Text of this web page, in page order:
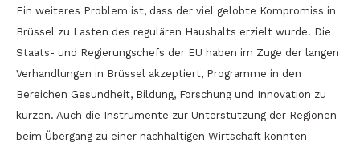
Ein weiteres Problem ist, dass der viel gelobte Kompromiss in
Brüssel zu Lasten des regulären Haushalts erzielt wurde. Die
Staats- und Regierungschefs der EU haben im Zuge der langen
Verhandlungen in Brüssel akzeptiert, Programme in den
Bereichen Gesundheit, Bildung, Forschung und Innovation zu
kürzen. Auch die Instrumente zur Unterstützung der Regionen
beim Übergang zu einer nachhaltigen Wirtschaft könnten